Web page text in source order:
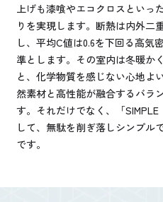
上げも漆喰やエコクロスといっ
りを実現します。断熱は内外二
し、平均C値は0.6を下回る高気
準とします。その室内は冬暖か
と、化学物質を感じない心地よ
然素材と高性能が融合するバラ
す。それだけでなく、「
して、無駄を削ぎ落しシンプル
です。